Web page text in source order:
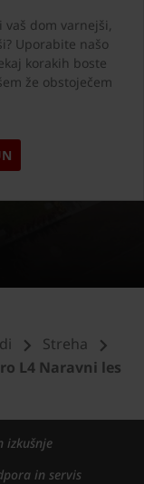
dom varnejši,
Uporabite našo
korakih boste
že obstoječem
Streha
L4 Naravni les
izkušnje
in servis